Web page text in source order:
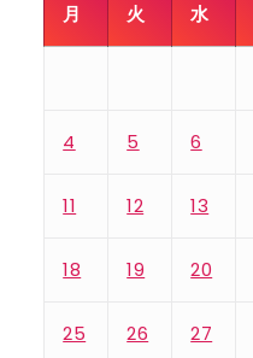
月
火 水
4 5 6
11 12 13
18 19 20
25 26 27